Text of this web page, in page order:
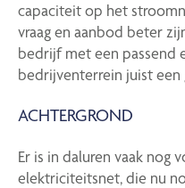
capaciteit op het
vraag en aanbod beter
bedrijf met een passend
bedrijventerrein juist een
ACHTERGROND
Er is in daluren vaak
elektriciteitsnet, die nu